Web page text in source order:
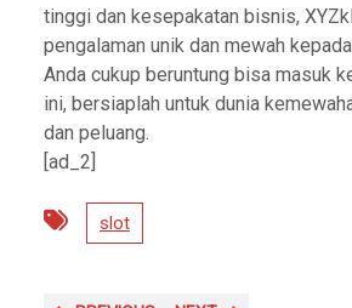
tinggi dan kesepakatan bisnis,
pengalaman unik dan mewah
Anda cukup beruntung bisa masuk
ini, bersiaplah untuk dunia
dan peluang.
[ad_2]
slot